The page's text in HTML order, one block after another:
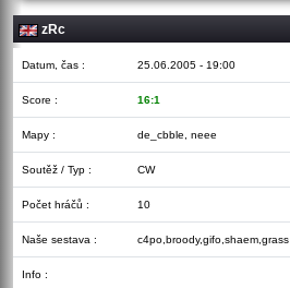
zRc
Datum, čas : 25.06.2005 - 19:00
Score : 16:1
Mapy : de_cbble, neee
Soutěž / Typ : CW
Počet hráčů : 10
Naše sestava : c4po,broody,gifo,shaem,grass
Info :